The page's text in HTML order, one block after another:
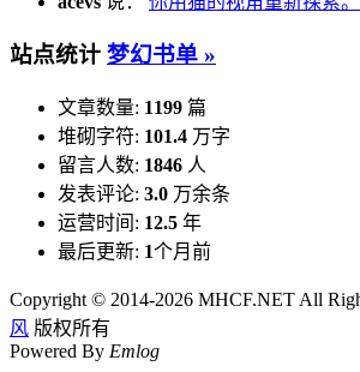
站点统计 梦幻书单 »
文章数量: 1199 篇
堆砌字符: 101.4 万字
留言人数: 1846 人
发表评论: 3.0 万余条
运营时间: 12.5 年
最后更新: 1个月前
Copyright © 2014-2026 MHCF.NET All
风 版权所有
Powered By Emlog